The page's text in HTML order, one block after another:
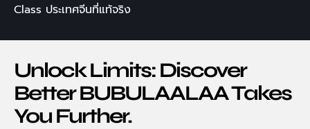
Class ประเทศจีนที่แท้จริง
Unlock Limits: Discover
Better BUBULAALAA Takes
You Further.